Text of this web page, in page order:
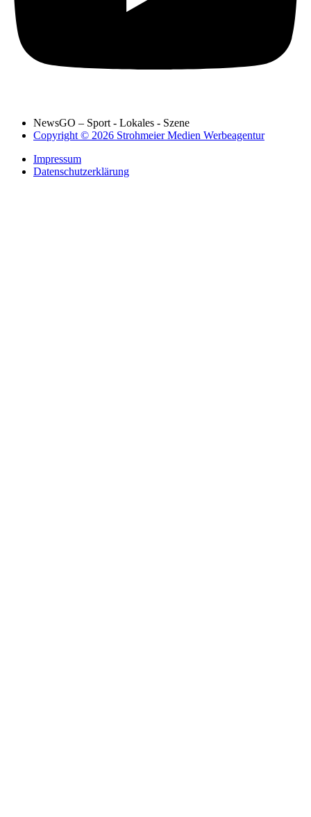
NewsGO – Sport - Lokales - Szene
Copyright © 2026 Strohmeier Medien Werbeagentur
Impressum
Datenschutzerklärung